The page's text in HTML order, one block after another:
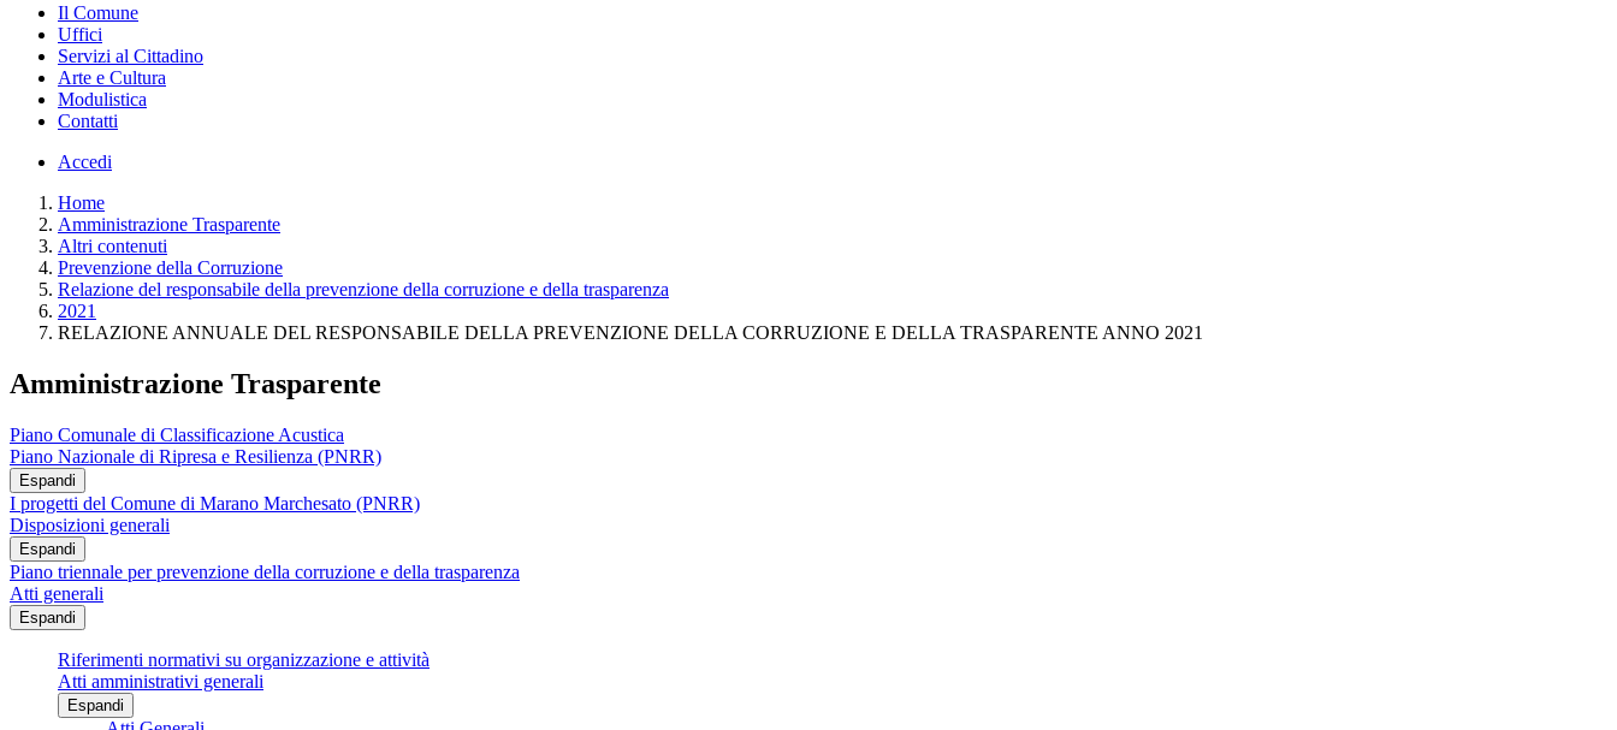
Il Comune
Uffici
Servizi al Cittadino
Arte e Cultura
Modulistica
Contatti
Accedi
Home
Amministrazione Trasparente
Altri contenuti
Prevenzione della Corruzione
Relazione del responsabile della prevenzione della corruzione e della trasparenza
2021
RELAZIONE ANNUALE DEL RESPONSABILE DELLA PREVENZIONE DELLA CORRUZIONE E DELLA TRASPARENTE ANNO 2021
Amministrazione Trasparente
Piano Comunale di Classificazione Acustica
Piano Nazionale di Ripresa e Resilienza (PNRR)
Espandi
I progetti del Comune di Marano Marchesato (PNRR)
Disposizioni generali
Espandi
Piano triennale per prevenzione della corruzione e della trasparenza
Atti generali
Espandi
Riferimenti normativi su organizzazione e attività
Atti amministrativi generali
Espandi